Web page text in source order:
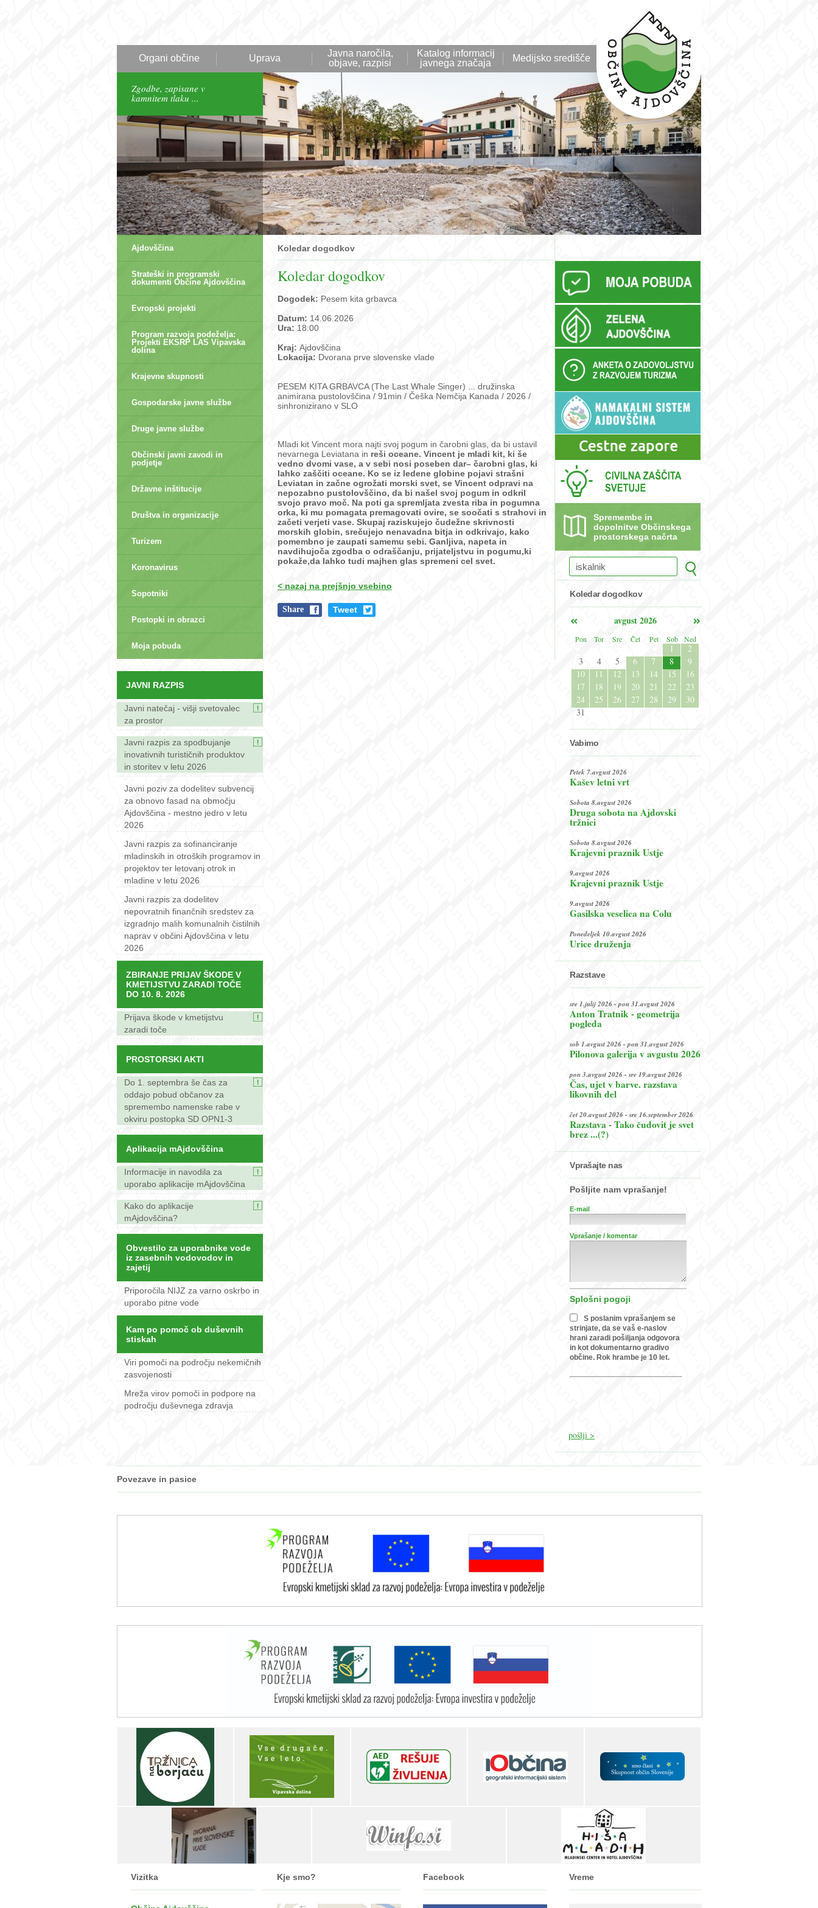
Organi občine Uprava
Javna naročila,
objave, razpisi
Katalog informacij
javnega značaja
Medijsko središče
Zgodbe, zapisane v
kamnitem tlaku ...
Ajdovščina
Strateški in programski
dokumenti Občine Ajdovščina
Evropski projekti
Program razvoja podeželja:
Projekti EKSRP LAS Vipavska
dolina
Krajevne skupnosti
Gospodarske javne službe
Druge javne službe
Občinski javni zavodi in
podjetje
Državne inštitucije
Društva in organizacije
Turizem
Koronavirus
Sopotniki
Postopki in obrazci
Moja pobuda
JAVNI RAZPIS
Javni natečaj - višji svetovalec
za prostor
Javni razpis za spodbujanje
inovativnih turističnih produktov
in storitev v letu 2026
Javni poziv za dodelitev subvencij
za obnovo fasad na območju
Ajdovščina - mestno jedro v letu
2026
Javni razpis za sofinanciranje
mladinskih in otroških programov in
projektov ter letovanj otrok in
mladine v letu 2026
Javni razpis za dodelitev
nepovratnih finančnih sredstev za
izgradnjo malih komunalnih čistilnih
naprav v občini Ajdovščina v letu
2026
ZBIRANJE PRIJAV ŠKODE V
KMETIJSTVU ZARADI TOČE
DO 10. 8. 2026
Prijava škode v kmetijstvu
zaradi toče
PROSTORSKI AKTI
Do 1. septembra še čas za
oddajo pobud občanov za
spremembo namenske rabe v
okviru postopka SD OPN1-3
Aplikacija mAjdovščina
Informacije in navodila za
uporabo aplikacije mAjdovščina
Kako do aplikacije
mAjdovščina?
Obvestilo za uporabnike vode
iz zasebnih vodovodov in
zajetij
Priporočila NIJZ za varno oskrbo in
uporabo pitne vode
Kam po pomoč ob duševnih
stiskah
Viri pomoči na področju nekemičnih
zasvojenosti
Mreža virov pomoči in podpore na
področju duševnega zdravja
Koledar dogodkov
Koledar dogodkov
Dogodek: Pesem kita grbavca
Datum: 14.06.2026
Ura: 18:00
Kraj: Ajdovščina
Lokacija: Dvorana prve slovenske vlade
PESEM KITA GRBAVCA (The Last Whale Singer) ... družinska
animirana pustolovščina / 91min / Češka Nemčija Kanada / 2026 /
sinhronizirano v SLO
Mladi kit Vincent mora najti svoj pogum in čarobni glas, da bi ustavil
nevarnega Leviatana in reši oceane. Vincent je mladi kit, ki še
vedno dvomi vase, a v sebi nosi poseben dar– čarobni glas, ki
lahko zaščiti oceane. Ko se iz ledene globine pojavi strašni
Leviatan in začne ogrožati morski svet, se Vincent odpravi na
nepozabno pustolovščino, da bi našel svoj pogum in odkril
svojo pravo moč. Na poti ga spremljata zvesta riba in pogumna
orka, ki mu pomagata premagovati ovire, se soočati s strahovi in
začeti verjeti vase. Skupaj raziskujejo čudežne skrivnosti
morskih globin, srečujejo nenavadna bitja in odkrivajo, kako
pomembno je zaupati samemu sebi. Ganljiva, napeta in
navdihujoča zgodba o odraščanju, prijateljstvu in pogumu,ki
pokaže,da lahko tudi majhen glas spremeni cel svet.
< nazaj na prejšnjo vsebino
Share Tweet
Spremembe in
dopolnitve Občinskega
prostorskega načrta
Koledar dogodkov
avgust 2026
Pon
Tor Sre Čet Pet Sob Ned
1
2
3
4 5 6 7 8
9
10
11 12 13 14 15
16
17
18 19 20 21 22
23
24
25 26 27 28 29
30
31
Vabimo
Petek 7.avgust 2026
Kašev letni vrt
Sobota 8.avgust 2026
Druga sobota na Ajdovski
tržnici
Sobota 8.avgust 2026
Krajevni praznik Ustje
9.avgust 2026
Krajevni praznik Ustje
9.avgust 2026
Gasilska veselica na Colu
Ponedeljek 10.avgust 2026
Urice druženja
Razstave
sre 1.julij 2026 - pon 31.avgust 2026
Anton Tratnik - geometrija
pogleda
sob 1.avgust 2026 - pon 31.avgust 2026
Pilonova galerija v avgustu 2026
pon 3.avgust 2026 - sre 19.avgust 2026
Čas, ujet v barve. razstava
likovnih del
čet 20.avgust 2026 - sre 16.september 2026
Razstava - Tako čudovit je svet
brez ...(?)
Vprašajte nas
Pošljite nam vprašanje!
E-mail
Vprašanje / komentar
Splošni pogoji
S poslanim vprašanjem se
strinjate, da se vaš e-naslov
hrani zaradi pošiljanja odgovora
in kot dokumentarno gradivo
občine. Rok hrambe je 10 let.
Povezave in pasice
Vizitka Kje smo? Facebook Vreme